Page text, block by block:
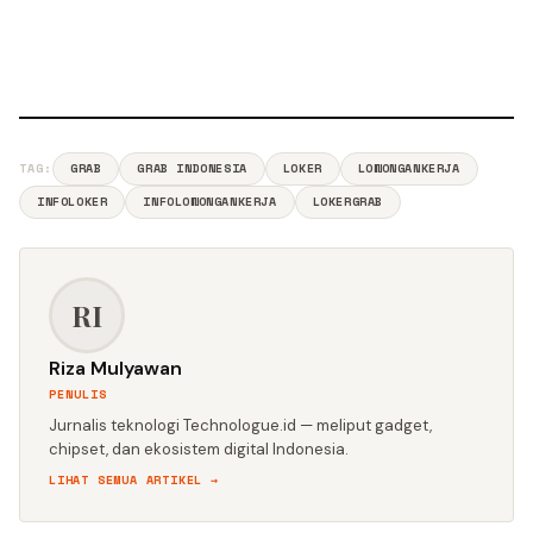
TAG: GRAB GRAB INDONESIA LOKER
LOWONGANKERJA
INFOLOKER
INFOLOWONGANKERJA LOKERGRAB
RI
Riza Mulyawan
PENULIS
Jurnalis teknologi Technologue.id — meliput gadget,
chipset, dan ekosistem digital Indonesia.
LIHAT SEMUA ARTIKEL →